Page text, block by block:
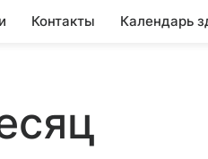
Контакты Календарь